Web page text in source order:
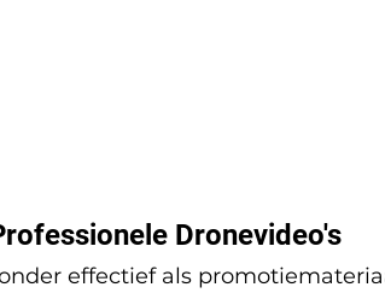
Dronevideo's
effectief als